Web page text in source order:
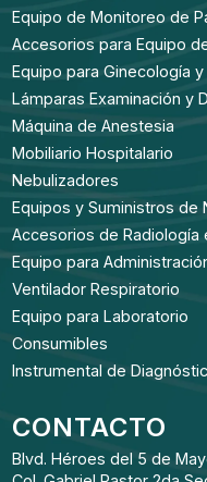
Equipo de Monitoreo de
Accesorios para Equipo
Equipo para Ginecología
Lámparas Examinación y
Máquina de Anestesia
Mobiliario Hospitalario
Nebulizadores
Equipos y Suministros de
Accesorios de Radiología
Equipo para
Ventilador Respiratorio
Equipo para Laboratorio
Consumibles
Instrumental de
CONTACTO
Blvd. Héroes del 5 de